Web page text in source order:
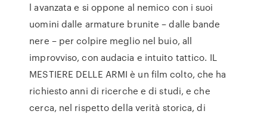
l avanzata e si oppone al nemico con i suoi
uomini dalle armature brunite – dalle bande
nere – per colpire meglio nel buio, all
improvviso, con audacia e intuito tattico. IL
MESTIERE DELLE ARMI è un film colto, che ha
richiesto anni di ricerche e di studi, e che
cerca, nel rispetto della verità storica, di